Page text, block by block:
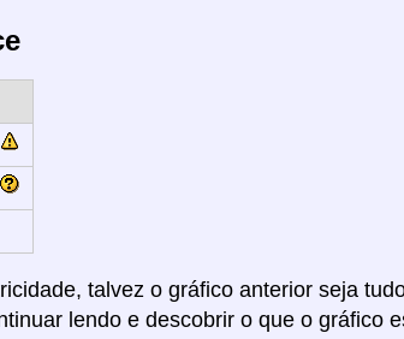
talvez o gráfico anterior seja
lendo e descobrir o que o gráfico